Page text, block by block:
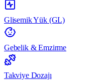
Glisemik Yük (GL)
Gebelik & Emzirme
Takviye Dozajı